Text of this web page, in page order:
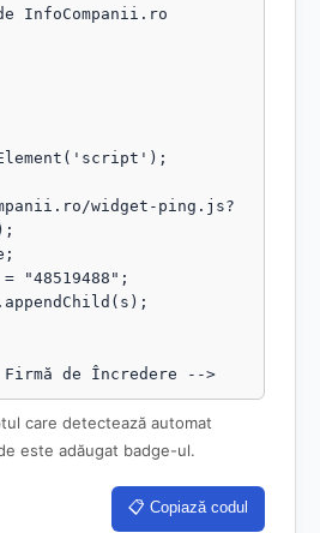
widget-ping.js?
Firmă de Încredere -->
care detectează automat
este adăugat badge-ul.
📋 Copiază codul